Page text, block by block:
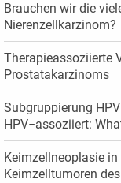
Brauchen wir die
Nierenzellkarzinom?
Therapieassoziierte
Prostatakarzinoms
Subgruppierung
HPV−assoziiert:
Keimzellneoplasie in
Keimzelltumoren